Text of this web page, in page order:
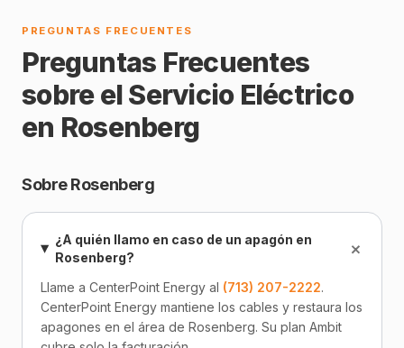
PREGUNTAS FRECUENTES
Preguntas Frecuentes
sobre el Servicio Eléctrico
en Rosenberg
Sobre Rosenberg
¿A quién llamo en caso de un apagón en
Rosenberg?
+
Llame a CenterPoint Energy al (713) 207-2222.
CenterPoint Energy mantiene los cables y restaura los
apagones en el área de Rosenberg. Su plan Ambit